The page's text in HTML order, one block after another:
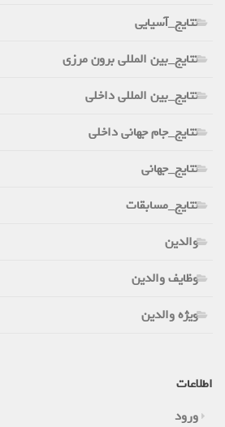
نتایج_آسیایی
نتایج_بین المللی برون مرزی
نتایج_بین المللی داخلی
نتایج_جام جهانی داخلی
نتایج_جهانی
نتایج_مسابقات
والدین
وظایف والدین
ویژه والدین
اطلاعات
ورود